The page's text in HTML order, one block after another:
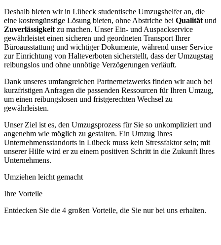
Deshalb bieten wir in Lübeck studentische Umzugshelfer an, die
eine kostengünstige Lösung bieten, ohne Abstriche bei Qualität und
Zuverlässigkeit zu machen. Unser Ein- und Auspackservice
gewährleistet einen sicheren und geordneten Transport Ihrer
Büroausstattung und wichtiger Dokumente, während unser Service
zur Einrichtung von Halteverboten sicherstellt, dass der Umzugstag
reibungslos und ohne unnötige Verzögerungen verläuft.
Dank unseres umfangreichen Partnernetzwerks finden wir auch bei
kurzfristigen Anfragen die passenden Ressourcen für Ihren Umzug,
um einen reibungslosen und fristgerechten Wechsel zu
gewährleisten.
Unser Ziel ist es, den Umzugsprozess für Sie so unkompliziert und
angenehm wie möglich zu gestalten. Ein Umzug Ihres
Unternehmensstandorts in Lübeck muss kein Stressfaktor sein; mit
unserer Hilfe wird er zu einem positiven Schritt in die Zukunft Ihres
Unternehmens.
Umziehen leicht gemacht
Ihre Vorteile
Entdecken Sie die 4 großen Vorteile, die Sie nur bei uns erhalten.